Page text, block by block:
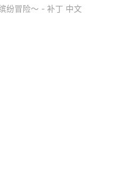
纷冒险～ - 补丁 中文